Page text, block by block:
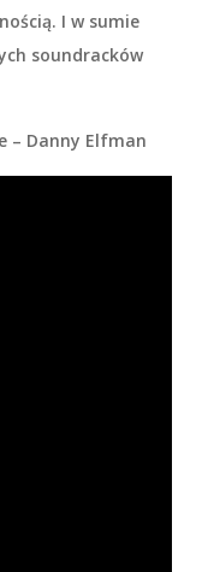
I w sumie
soundracków
– Danny Elfman